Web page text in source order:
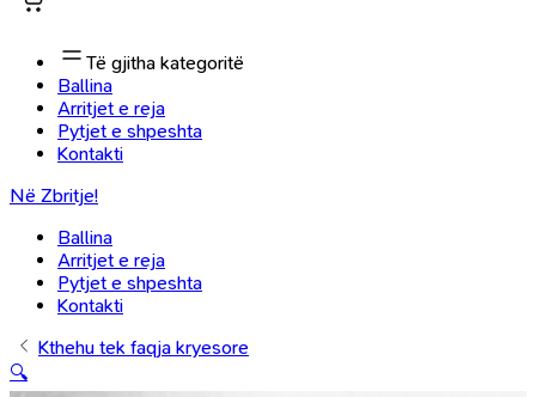
Të gjitha kategoritë
Ballina
Arritjet e reja
Pytjet e shpeshta
Kontakti
Në Zbritje!
Ballina
Arritjet e reja
Pytjet e shpeshta
Kontakti
Kthehu tek faqja kryesore
🔍